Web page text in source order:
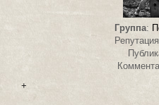
Группа:
+